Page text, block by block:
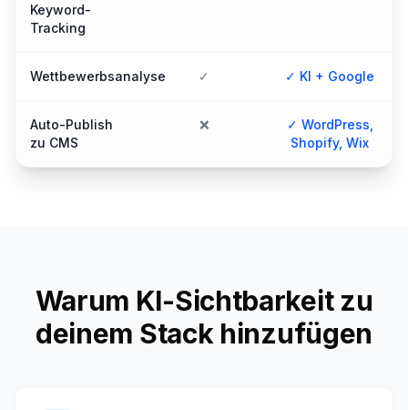
Keyword-
Tracking
Wettbewerbsanalyse ✓ ✓ KI + Google
Auto-Publish
zu CMS
❌
✓ WordPress,
Shopify, Wix
Warum KI-Sichtbarkeit zu
deinem Stack hinzufügen